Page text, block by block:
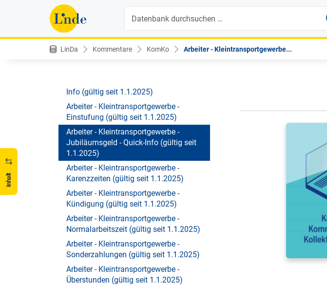
LinDa Kommentare KomKo Arbeiter - Kleintransportgewerbe...
Inhalt
KV für ArbeiterInnen im
Kleintransportgewerbe 2025
KV für ArbeiterInnen im
Kleintransportgewerbe 2025
Info (gültig seit 1.1.2025)
Arbeiter - Kleintransportgewerbe -
Einstufung (gültig seit 1.1.2025)
Arbeiter - Kleintransportgewerbe -
Jubiläumsgeld - Quick-Info (gültig seit
1.1.2025)
Arbeiter - Kleintransportgewerbe -
Karenzzeiten (gültig seit 1.1.2025)
Arbeiter - Kleintransportgewerbe -
Kündigung (gültig seit 1.1.2025)
Arbeiter - Kleintransportgewerbe -
Normalarbeitszeit (gültig seit 1.1.2025)
Arbeiter - Kleintransportgewerbe -
Sonderzahlungen (gültig seit 1.1.2025)
Arbeiter - Kleintransportgewerbe -
Überstunden (gültig seit 1.1.2025)